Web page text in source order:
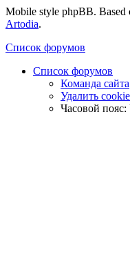
Mobile style phpBB.
Artodia.
Список форумов
Список форумов
Команда сайта
Удалить
Часовой пояс: